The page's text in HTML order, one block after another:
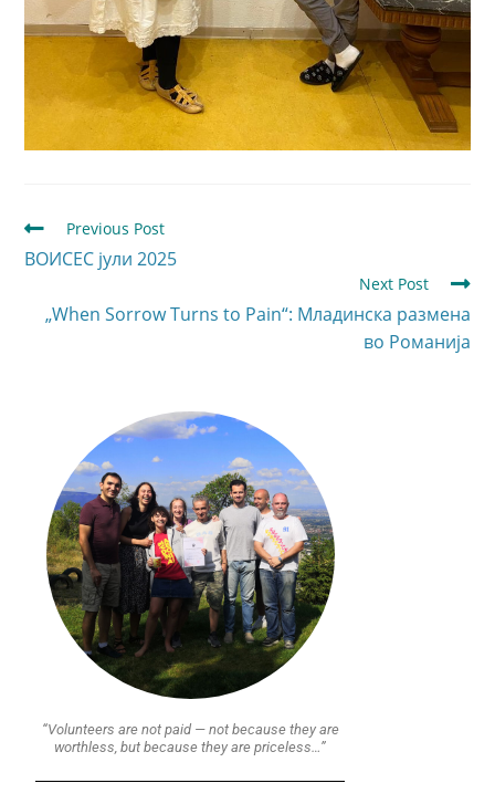
Previous Post
ВОИСЕС јули 2025
Next Post
„When Sorrow Turns to Pain“: Младинска размена
во Романија
“Volunteers are not paid — not because they are
worthless, but because they are priceless…”